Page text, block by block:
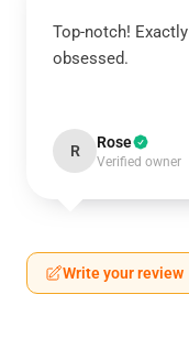
Top-notch!
obsessed.
R Rose
Verified owner
Write your review